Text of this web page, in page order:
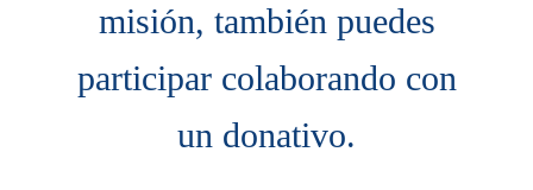
misión, también puedes
participar colaborando con
un donativo.